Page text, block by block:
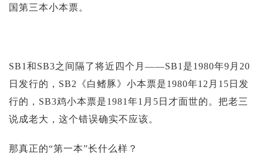
国第三本小本票。
SB1和SB3之间隔了将近四个月——SB1是1980年9月20
日发行的，SB2《白鳍豚》小本票是1980年12月15日发
行的，SB3鸡小本票是1981年1月5日才面世的。把老三
说成老大，这个错误确实不应该。
那真正的“第一本”长什么样？